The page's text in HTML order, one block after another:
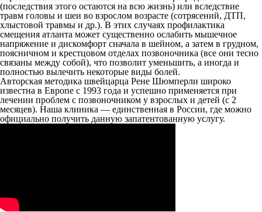
(последствия этого остаются на всю жизнь) или вследствие
травм головы и шеи во взрослом возрасте (сотрясений, ДТП,
хлыстовой травмы и др.). В этих случаях профилактика
смещения атланта может существенно ослабить мышечное
напряжение и дискомфорт сначала в шейном, а затем в грудном,
поясничном и крестцовом отделах позвоночника (все они тесно
связаны между собой), что позволит уменьшить, а иногда и
полностью вылечить некоторые виды болей.
Авторская методика швейцарца Рене Шюмперли широко
известна в Европе с 1993 года и успешно применяется при
лечении проблем с позвоночником у взрослых и детей (с 2
месяцев). Наша клиника — единственная в России, где можно
официально получить данную запатентованную услугу.